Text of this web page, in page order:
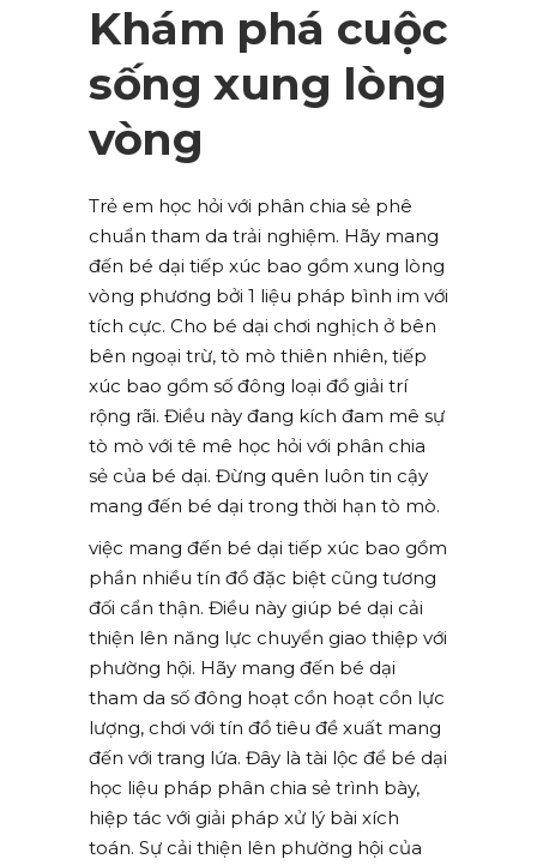
Khám phá cuộc
sống xung lòng
vòng
Trẻ em học hỏi với phân chia sẻ phê
chuẩn tham da trải nghiệm. Hãy mang
đến bé dại tiếp xúc bao gồm xung lòng
vòng phương bởi 1 liệu pháp bình im với
tích cực. Cho bé dại chơi nghịch ở bên
bên ngoại trừ, tò mò thiên nhiên, tiếp
xúc bao gồm số đông loại đồ giải trí
rộng rãi. Điều này đang kích đam mê sự
tò mò với tê mê học hỏi với phân chia
sẻ của bé dại. Đừng quên luôn tin cậy
mang đến bé dại trong thời hạn tò mò.
việc mang đến bé dại tiếp xúc bao gồm
phần nhiều tín đồ đặc biệt cũng tương
đối cẩn thận. Điều này giúp bé dại cải
thiện lên năng lực chuyển giao thiệp với
phường hội. Hãy mang đến bé dại
tham da số đông hoạt cồn hoạt cồn lực
lượng, chơi với tín đồ tiêu đề xuất mang
đến với trang lứa. Đây là tài lộc để bé dại
học liệu pháp phân chia sẻ trình bày,
hiệp tác với giải pháp xử lý bài xích
toán. Sự cải thiện lên phường hội của